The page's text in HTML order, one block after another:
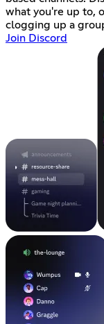
what you're up to,
clogging up a
Join Discord